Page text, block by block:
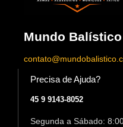
Mundo Balístico
Precisa de Ajuda?
45 9 9143-8052
Segunda a Sábado: